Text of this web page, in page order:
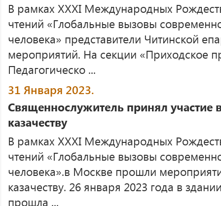
В рамках XXXI Международных
чтений «Глобальные вызовы
человека» представители Читинской
мероприятий. На секции «Приходское
Педагогическо ...
31 Января 2023.
Священнослужитель принял участие
казачеству
В рамках XXXI Международных
чтений «Глобальные вызовы
человека».в Москве прошли
казачеству. 26 января 2023 года в
прошла ...